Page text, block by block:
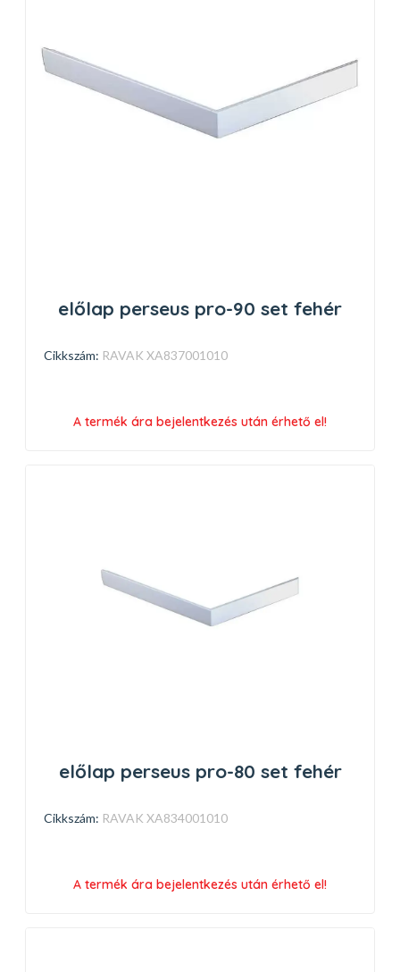
előlap perseus pro-90 set fehér
Cikkszám: RAVAK XA837001010
A termék ára bejelentkezés után érhető el!
előlap perseus pro-80 set fehér
Cikkszám: RAVAK XA834001010
A termék ára bejelentkezés után érhető el!